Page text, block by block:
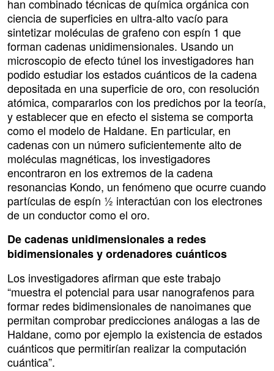
han combinado técnicas de química orgánica con
ciencia de superficies en ultra-alto vacío para
sintetizar moléculas de grafeno con espín 1 que
forman cadenas unidimensionales. Usando un
microscopio de efecto túnel los investigadores han
podido estudiar los estados cuánticos de la cadena
depositada en una superficie de oro, con resolución
atómica, compararlos con los predichos por la teoría,
y establecer que en efecto el sistema se comporta
como el modelo de Haldane. En particular, en
cadenas con un número suficientemente alto de
moléculas magnéticas, los investigadores
encontraron en los extremos de la cadena
resonancias Kondo, un fenómeno que ocurre cuando
partículas de espín ½ interactúan con los electrones
de un conductor como el oro.
De cadenas unidimensionales a redes
bidimensionales y ordenadores cuánticos
Los investigadores afirman que este trabajo
“muestra el potencial para usar nanografenos para
formar redes bidimensionales de nanoimanes que
permitan comprobar predicciones análogas a las de
Haldane, como por ejemplo la existencia de estados
cuánticos que permitirían realizar la computación
cuántica”.